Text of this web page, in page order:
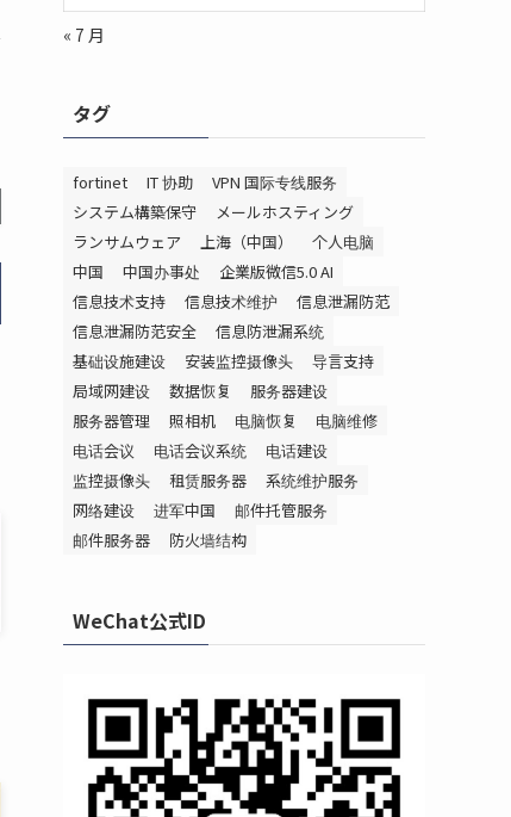
« 7 月
タグ
fortinet IT 协助
VPN 国际专线服务
システム構築保守
メールホスティング
ランサムウェア
上海（中国）
个人电脑
中国
中国办事处
企業版微信5.0 AI
信息技术支持
信息技术维护
信息泄漏防范
信息泄漏防范安全
信息防泄漏系统
基础设施建设
安装监控摄像头
导言支持
局域网建设
数据恢复
服务器建设
服务器管理
照相机 电脑恢复
电脑维修
电话会议
电话会议系统
电话建设
监控摄像头
租赁服务器
系统维护服务
网络建设
进军中国
邮件托管服务
邮件服务器
防火墙结构
WeChat公式ID